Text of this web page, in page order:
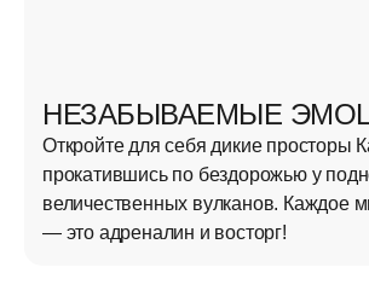
НЕЗАБЫВАЕМЫЕ
Откройте для себя дикие просторы
прокатившись по бездорожью у
величественных вулканов. Каждое
— это адреналин и восторг!